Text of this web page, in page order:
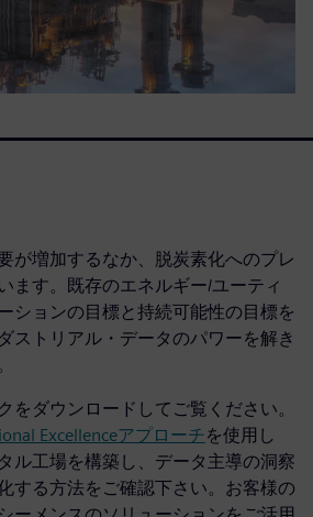
が増加するなか、脱炭素化へのプレ
ます。既存のエネルギー/ユーティ
ションの目標と持続可能性の目標を
ストリアル・データのパワーを解き
をダウンロードしてご覧ください。
Excellenceアプローチを使用し
ル工場を構築し、データ主導の洞察
する方法をご確認下さい。お客様の